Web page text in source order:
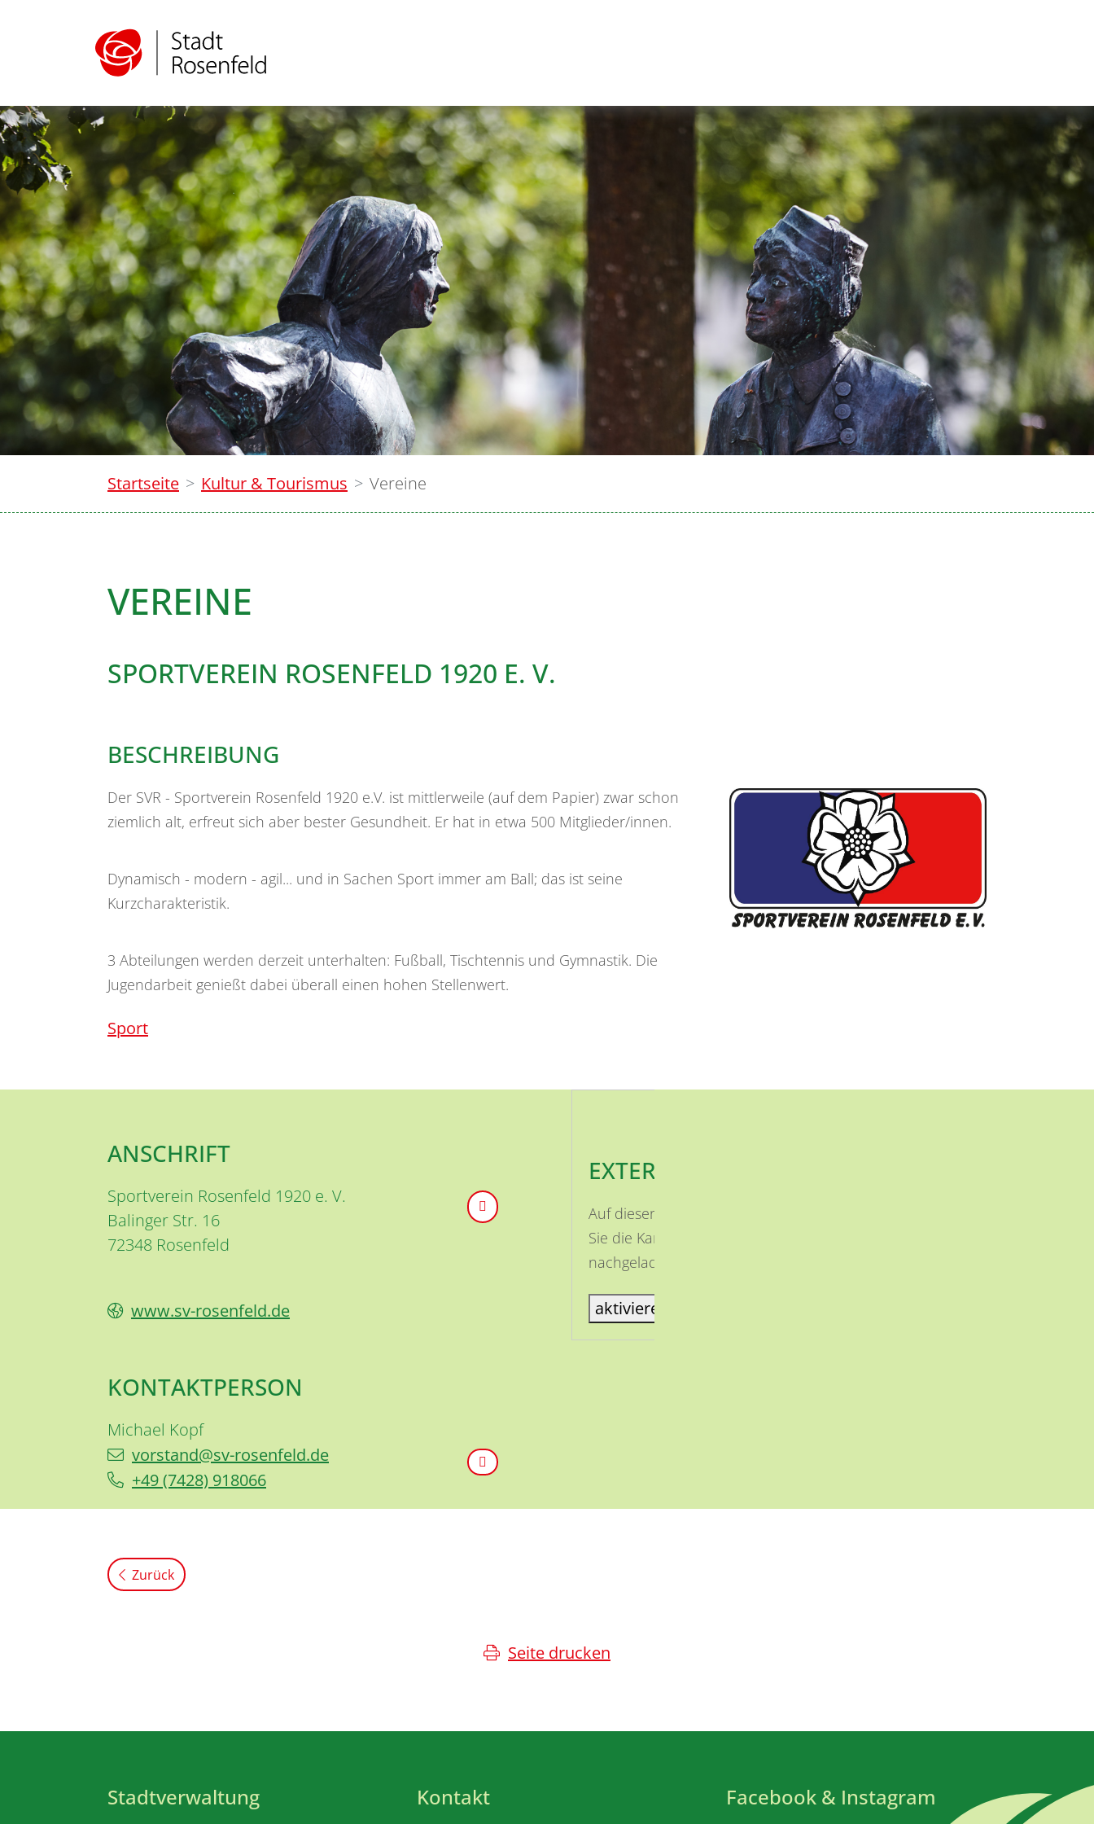
Startseite Kultur & Tourismus Vereine
VEREINE
SPORTVEREIN ROSENFELD 1920 E. V.
BESCHREIBUNG
Der SVR - Sportverein Rosenfeld 1920 e.V. ist mittlerweile (auf dem Papier) zwar schon
ziemlich alt, erfreut sich aber bester Gesundheit. Er hat in etwa 500 Mitglieder/innen.
Dynamisch - modern - agil... und in Sachen Sport immer am Ball; das ist seine
Kurzcharakteristik.
3 Abteilungen werden derzeit unterhalten: Fußball, Tischtennis und Gymnastik. Die
Jugendarbeit genießt dabei überall einen hohen Stellenwert.
Sport
ANSCHRIFT
Sportverein Rosenfeld 1920 e. V.
Balinger Str. 16
72348 Rosenfeld
www.sv-rosenfeld.de
KONTAKTPERSON
Michael Kopf
vorstand@sv-rosenfeld.de
+49 (7428) 918066
EXTERNE INHALTE AKTIVIEREN
Auf dieser Seite ist eine OSM Karte eingebunden. Wenn
Sie die Karte aktivieren, werden Inhalte von OSM
nachgeladen.
aktiviere Karte
Zurück
Seite drucken
Stadtverwaltung Kontakt Facebook & Instagram